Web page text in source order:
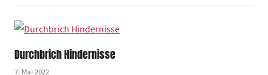
Durchbrich Hindernisse
7. Mai 2022